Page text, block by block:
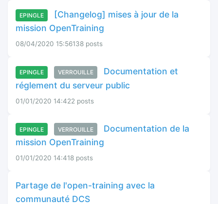
EPINGLE
[Changelog] mises à jour de la
mission OpenTraining
08/04/2020 15:56138 posts
EPINGLE VERROUILLE
Documentation et
réglement du serveur public
01/01/2020 14:422 posts
EPINGLE VERROUILLE
Documentation de la
mission OpenTraining
01/01/2020 14:418 posts
Partage de l'open-training avec la
communauté DCS